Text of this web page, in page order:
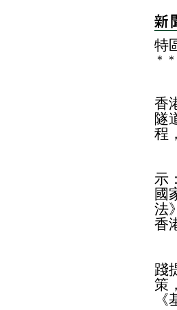
特
＊ ＊
香
隧
程
示
國
法
香
踐
策